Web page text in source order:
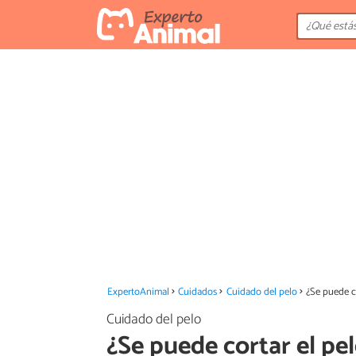
ExpertoAnimal Cuidados Cuidado del pelo ¿Se puede
Cuidado del pelo
¿Se puede cortar el